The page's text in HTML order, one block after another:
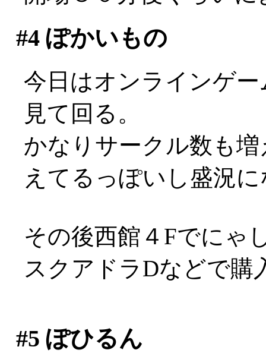
#4ぽかいもの
今日はオンラインゲ
見て回る。
かなりサークル数も
えてるっぽいし盛況
その後西館４Fでにゃ
スクアドラDなどで購
#5 ぽひるん